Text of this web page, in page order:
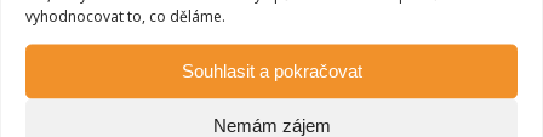
vyhodnocovat to, co děláme.
Souhlasit a pokračovat
Nemám zájem
Pokud se vás přednáška od Josefa Řezníčka na téma:
Střet marketérů a ochrany osobních údajů, verze
2022
zaujala a chcete dozvědět víc, pusťte si celý
záznam, který najdete níže na stránce.